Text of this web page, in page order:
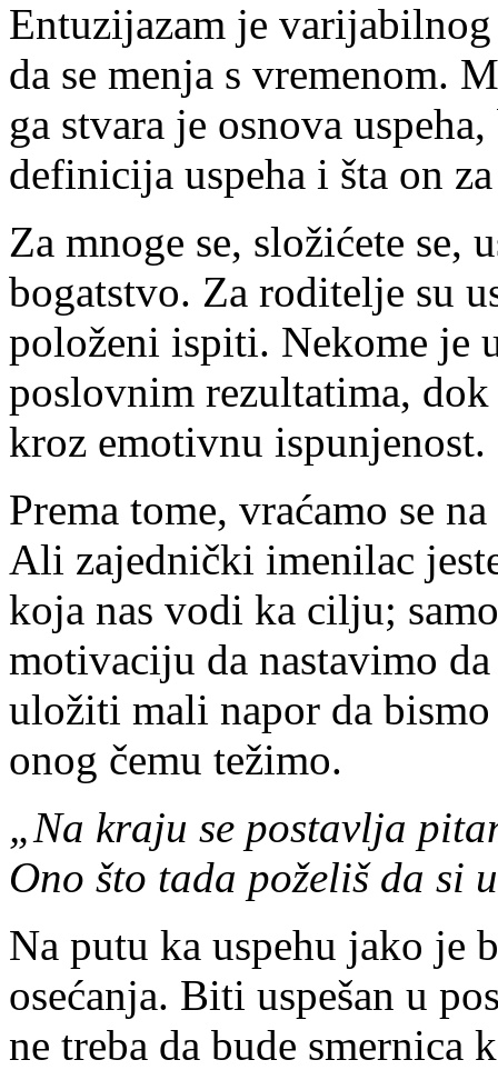
Entuzijazam je
da se menja s vremenom.
ga stvara je osnova
definicija uspeha i šta on
Za mnoge se, složićete se,
bogatstvo. Za roditelje su
položeni ispiti. Nekome je
poslovnim rezultatima,
kroz emotivnu ispunjenost.
Prema tome, vraćamo se
Ali zajednički imenilac
koja nas vodi ka cilju;
motivaciju da nastavimo
uložiti mali napor da
onog čemu težimo.
„Na kraju se postavlja
Ono što tada poželiš da si
Na putu ka uspehu jako je
osećanja. Biti uspešan u
ne treba da bude smernica